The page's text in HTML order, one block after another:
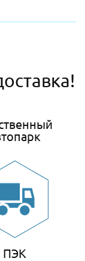
ПЭК